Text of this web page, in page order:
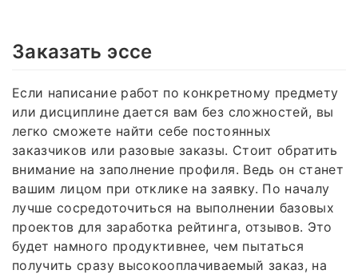
Заказать эссе
Если написание работ по конкретному предмету
или дисциплине дается вам без сложностей, вы
легко сможете найти себе постоянных
заказчиков или разовые заказы. Стоит обратить
внимание на заполнение профиля. Ведь он станет
вашим лицом при отклике на заявку. По началу
лучше сосредоточиться на выполнении базовых
проектов для заработка рейтинга, отзывов. Это
будет намного продуктивнее, чем пытаться
получить сразу высокооплачиваемый заказ, на